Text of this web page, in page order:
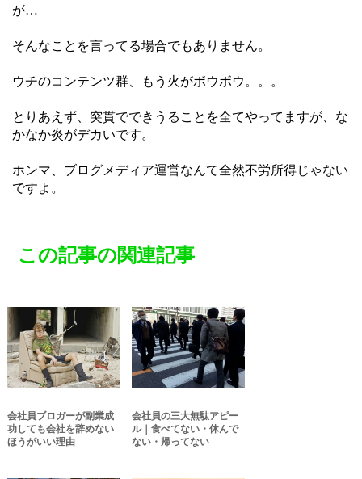
が…
そんなことを言ってる場合でもありません。
ウチのコンテンツ群、もう火がボウボウ。。。
とりあえず、突貫でできうることを全てやってますが、な
かなか炎がデカいです。
ホンマ、ブログメディア運営なんて全然不労所得じゃない
ですよ。
この記事の関連記事
会社員ブロガーが副業成
功しても会社を辞めない
ほうがいい理由
会社員の三大無駄アピー
ル｜食べてない・休んで
ない・帰ってない